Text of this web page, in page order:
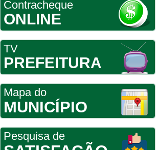
Contracheque
ONLINE
TV
PREFEITURA
Mapa do
MUNICÍPIO
Pesquisa de